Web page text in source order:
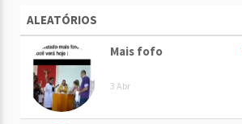
ALEATÓRIOS
Mais fofo
3 Abr